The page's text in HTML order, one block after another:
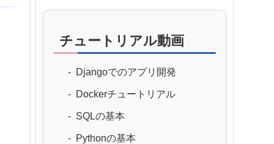
チュートリアル動画
Djangoでのアプリ開発
Dockerチュートリアル
SQLの基本
Pythonの基本